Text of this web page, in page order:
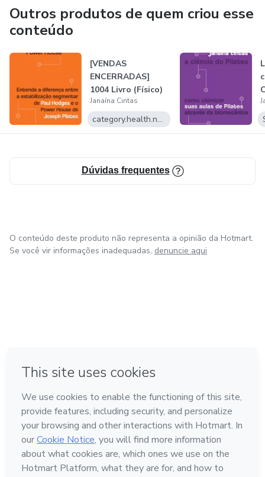
Outros produtos de quem criou esse
conteúdo
[VENDAS
ENCERRADAS]
1004 Livro (Físico)
Powerhouse -
Entenda...
Janaína Cintas
category.health.name
Dúvidas frequentes
O conteúdo deste produto não representa a opinião da Hotmart.
Se você vir informações inadequadas, denuncie aqui
em Belo Horizonte
na Cidade do México
em Bogotá
Conheça a Hotmart
Português